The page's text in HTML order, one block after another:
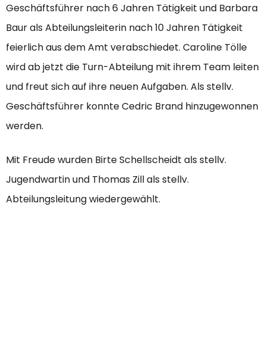
Geschäftsführer nach 6 Jahren Tätigkeit und Barbara
Baur als Abteilungsleiterin nach 10 Jahren Tätigkeit
feierlich aus dem Amt verabschiedet. Caroline Tölle
wird ab jetzt die Turn-Abteilung mit ihrem Team leiten
und freut sich auf ihre neuen Aufgaben. Als stellv.
Geschäftsführer konnte Cedric Brand hinzugewonnen
werden.
Mit Freude wurden Birte Schellscheidt als stellv.
Jugendwartin und Thomas Zill als stellv.
Abteilungsleitung wiedergewählt.